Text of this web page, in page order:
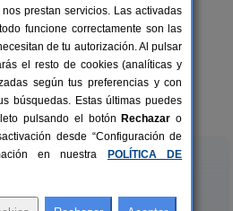
16+3 pers.
desde25 €
Lucrecia
(Toledo)
prestan servicios. Las activadas
funcione correctamente son las
de tu autorización. Al pulsar
el resto de cookies (analíticas y
según tus preferencias y con
búsquedas. Estas últimas puedes
pulsando el botón Rechazar o
desde “Configuración de
en nuestra
POLÍTICA DE